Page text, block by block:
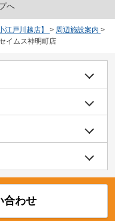
へ
戸川越店】 > 周辺施設案内 >
イムス神明町店
合わせ